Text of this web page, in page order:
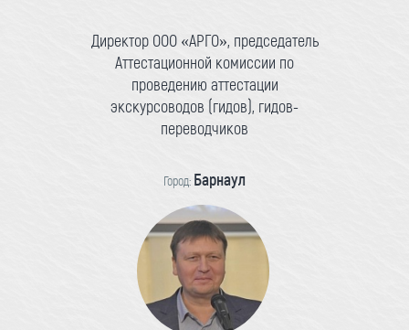
Директор ООО «АРГО», председатель
Аттестационной комиссии по
проведению аттестации
экскурсоводов (гидов), гидов-
переводчиков
Город: Барнаул